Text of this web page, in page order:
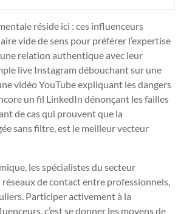
réside ici : ces influenceurs
vide de sens pour préférer l’expertise
relation authentique avec leur
live Instagram débouchant sur une
vidéo YouTube expliquant les dangers
un fil LinkedIn dénonçant les failles
de cas qui prouvent que la
sans filtre, est le meilleur vecteur
les spécialistes du secteur
de contact entre professionnels,
Participer activement à la
c’est se donner les moyens de